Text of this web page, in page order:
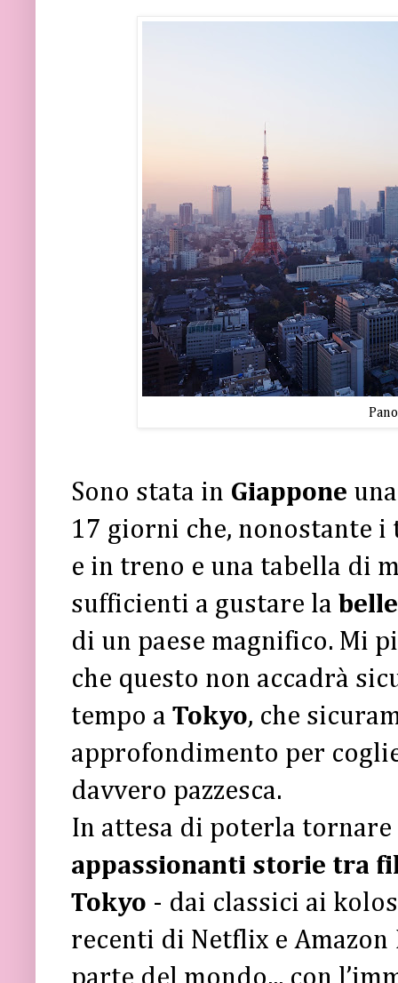
Sono stata in Giappone
17 giorni che, nonostante
e in treno e una tabella di
sufficienti a gustare la
di un paese magnifico. Mi
che questo non accadrà
tempo a Tokyo, che
approfondimento per
davvero pazzesca.
In attesa di poterla
appassionanti storie tra
Tokyo - dai classici ai
recenti di Netflix e